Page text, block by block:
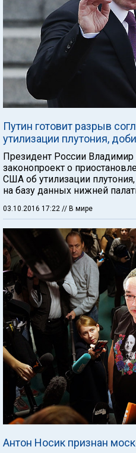
Путин готовит разрыв
утилизации плутония,
Президент России
законопроект о
США об утилизации
на базу данных нижней
03.10.2016 17:22 // В мире
Антон Носик признан